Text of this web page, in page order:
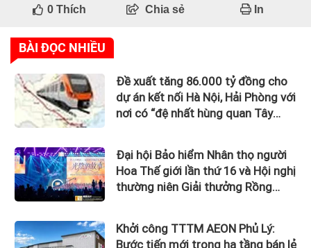
0Thích Chia sẻ In
BÀI ĐỌC NHIỀU
Đề xuất tăng 86.000 tỷ đồng cho
dự án kết nối Hà Nội, Hải Phòng với
nơi có “đệ nhất hùng quan Tây
Đại hội Bảo hiểm Nhân thọ người
Hoa Thế giới lần thứ 16 và Hội nghị
thường niên Giải thưởng Rồng
trọng thể
Khởi công TTTM AEON Phủ Lý:
Bước tiến mới trong hạ tầng bán lẻ